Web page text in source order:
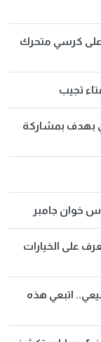
على كرسي متحرك
تجيب
بهدف بمشاركة
خوان جامبر
على الخيارات
اتبعي هذه